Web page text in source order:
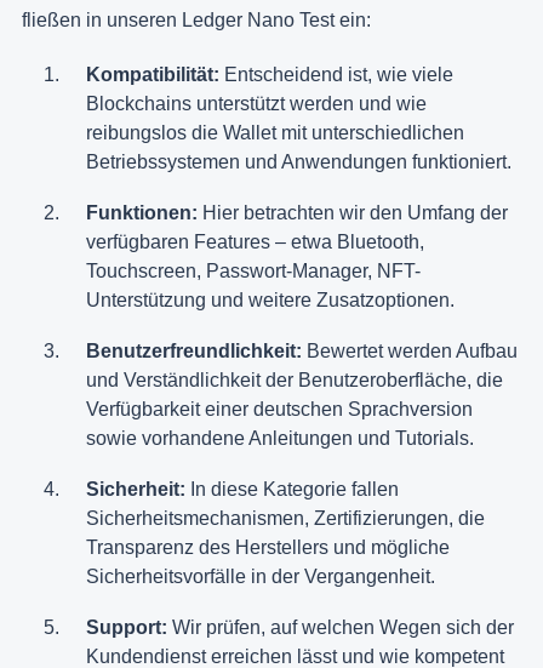
fließen in unseren Ledger Nano Test ein:
Kompatibilität: Entscheidend ist, wie viele
Blockchains unterstützt werden und wie
reibungslos die Wallet mit unterschiedlichen
Betriebssystemen und Anwendungen funktioniert.
Funktionen: Hier betrachten wir den Umfang der
verfügbaren Features – etwa Bluetooth,
Touchscreen, Passwort-Manager, NFT-
Unterstützung und weitere Zusatzoptionen.
Benutzerfreundlichkeit: Bewertet werden Aufbau
und Verständlichkeit der Benutzeroberfläche, die
Verfügbarkeit einer deutschen Sprachversion
sowie vorhandene Anleitungen und Tutorials.
Sicherheit: In diese Kategorie fallen
Sicherheitsmechanismen, Zertifizierungen, die
Transparenz des Herstellers und mögliche
Sicherheitsvorfälle in der Vergangenheit.
Support: Wir prüfen, auf welchen Wegen sich der
Kundendienst erreichen lässt und wie kompetent